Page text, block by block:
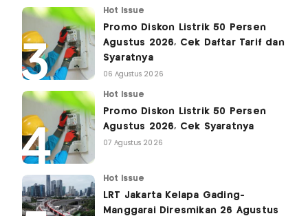
Hot Issue
Promo Diskon Listrik 50 Persen
Agustus 2026, Cek Daftar Tarif dan
Syaratnya
06 Agustus 2026
Hot Issue
Promo Diskon Listrik 50 Persen
Agustus 2026, Cek Syaratnya
07 Agustus 2026
Hot Issue
LRT Jakarta Kelapa Gading-
Manggarai Diresmikan 26 Agustus